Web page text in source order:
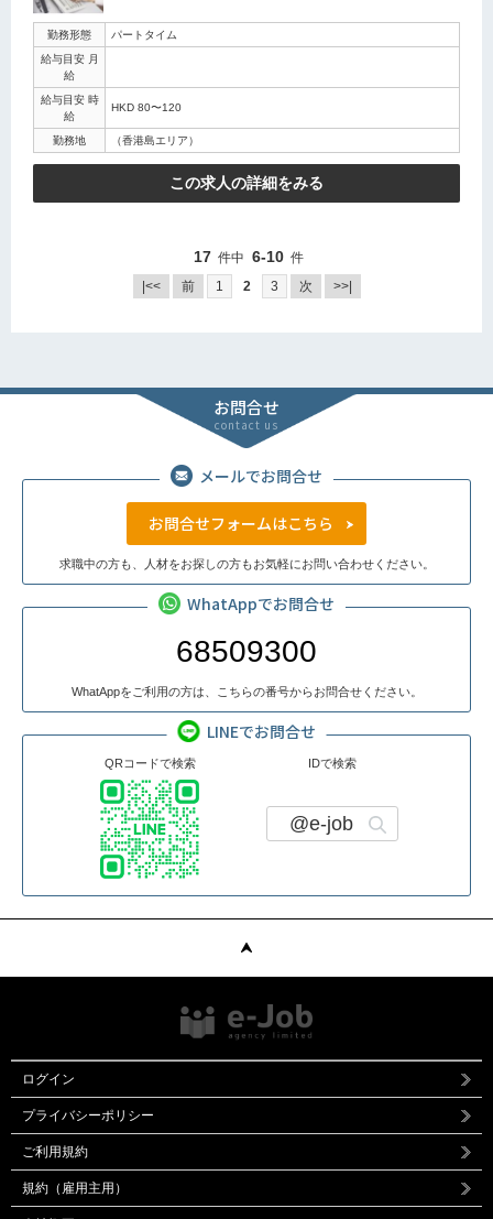
勤務形態
パートタイム
給与目安 月
給
給与目安 時
給
HKD 80〜120
勤務地 （香港島エリア）
この求人の詳細をみる
17 件中 6-10 件
|<<
前 1 2 3 次 >>|
お問合せ
contact us
メールでお問合せ
お問合せフォームはこちら
求職中の方も、人材をお探しの方もお気軽にお問い合わせください。
WhatAppでお問合せ
68509300
WhatAppをご利用の方は、こちらの番号からお問合せください。
LINEでお問合せ
QRコードで検索 IDで検索
@e-job
ログイン
プライバシーポリシー
ご利用規約
規約（雇用主用）